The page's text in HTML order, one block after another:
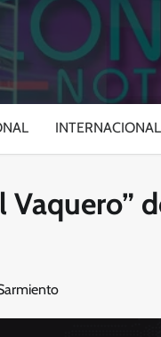
INTERNACIONAL
Vaquero”